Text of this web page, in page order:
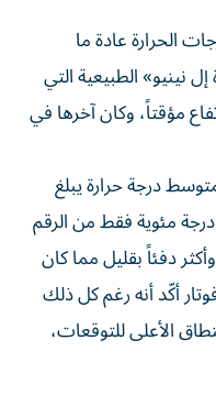
الحرارة عادة ما
نينيو» الطبيعية التي
مؤقتاً، وكان آخرها في
درجة حرارة يبلغ
14,06 درجة مئوية، هو أبرد بـ 0,08 درجة مئوية فقط من الرقم
دفئاً بقليل مما كان
فوتار أكّد أنه رغم كل ذلك
الأعلى للتوقعات،